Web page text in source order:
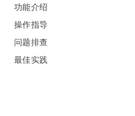
功能介绍
操作指导
问题排查
最佳实践